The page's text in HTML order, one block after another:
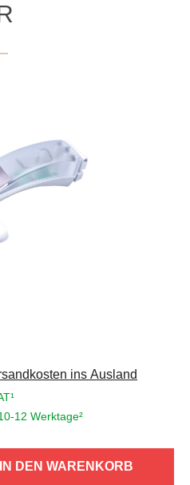
ins Ausland
12 Werktage²
den gewünschten
IN DEN WARENKORB